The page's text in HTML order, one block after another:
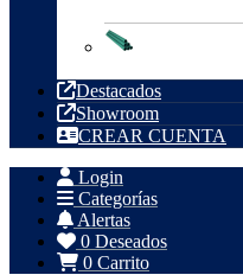
Destacados
Showroom
CREAR CUENTA
Login
Categorías
Alertas
0 Deseados
0 Carrito